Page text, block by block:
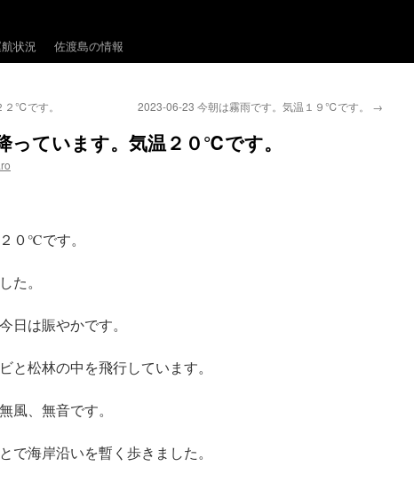
状況 佐渡島の情報
℃です。 2023-06-23 今朝は霧雨です。気温１９℃です。 →
っています。気温２０℃です。
０℃です。
た。
日は賑やかです。
と松林の中を飛行しています。
風、無音です。
で海岸沿いを暫く歩きました。